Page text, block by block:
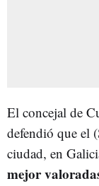
El concejal de
defendió que el
ciudad, en
mejor